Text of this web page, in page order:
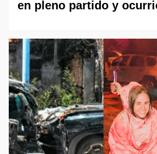
en pleno partido y